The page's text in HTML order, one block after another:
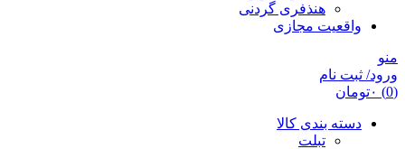
هنذفری گردنی
واقعیت مجازی
منو
ورود/ ثبت نام
(0)
۰تومان
دسته بندی کالا
تبلت